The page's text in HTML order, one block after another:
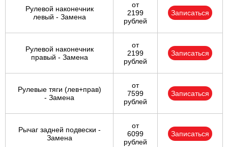
Рулевой наконечник
левый - Замена
от
2199
рублей
Записаться
Рулевой наконечник
правый - Замена
от
2199
рублей
Записаться
Рулевые тяги (лев+прав)
- Замена
от
7599
рублей
Записаться
Рычаг задней подвески -
Замена
от
6099
рублей
Записаться